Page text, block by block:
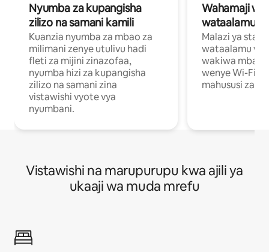
Nyumba za kupangisha
zilizo na samani kamili
Kuanzia nyumba za mbao za
milimani zenye utulivu hadi
fleti za mijini zinazofaa,
nyumba hizi za kupangisha
zilizo na samani zina
vistawishi vyote vya
nyumbani.
Wahamaji
wataalamu
Malazi ya
wataalamu
wakiwa mbali
wenye Wi-Fi
mahususi za
Vistawishi na marupurupu kwa ajili ya
ukaaji wa muda mrefu